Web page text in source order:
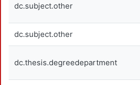
dc.subject.other
dc.subject.other
dc.thesis.degreedepartment